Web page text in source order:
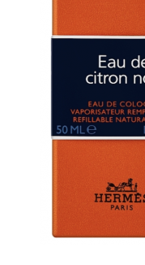
Acqua di Parma
Acqua di Sardegna
Affinessence